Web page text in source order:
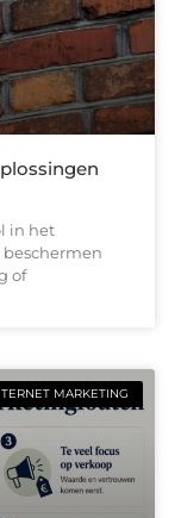
in het
of
MARKETING